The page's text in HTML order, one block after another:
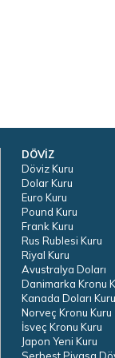
DÖVİZ
Döviz Kuru
Dolar Kuru
Euro Kuru
Pound Kuru
Frank Kuru
Rus Rublesi Kuru
Riyal Kuru
Avustralya Doları
Danimarka Kronu
Kanada Doları Kuru
Norveç Kronu Kuru
İsveç Kronu Kuru
Japon Yeni Kuru
Serbest Piyasa